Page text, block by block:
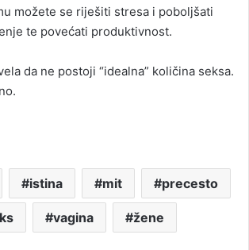
možete se riješiti stresa i poboljšati
te povećati produktivnost.
da ne postoji “idealna” količina seksa.
istina mit precesto
vagina žene